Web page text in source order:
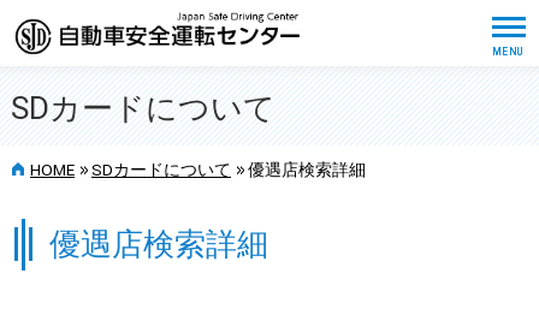
SDカードについて
HOME >> SDカードについて >> 優遇店検索詳細
優遇店検索詳細